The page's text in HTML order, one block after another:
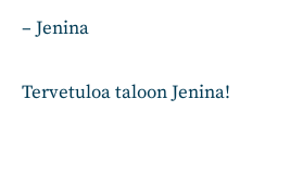
– Jenina
Tervetuloa taloon Jenina!